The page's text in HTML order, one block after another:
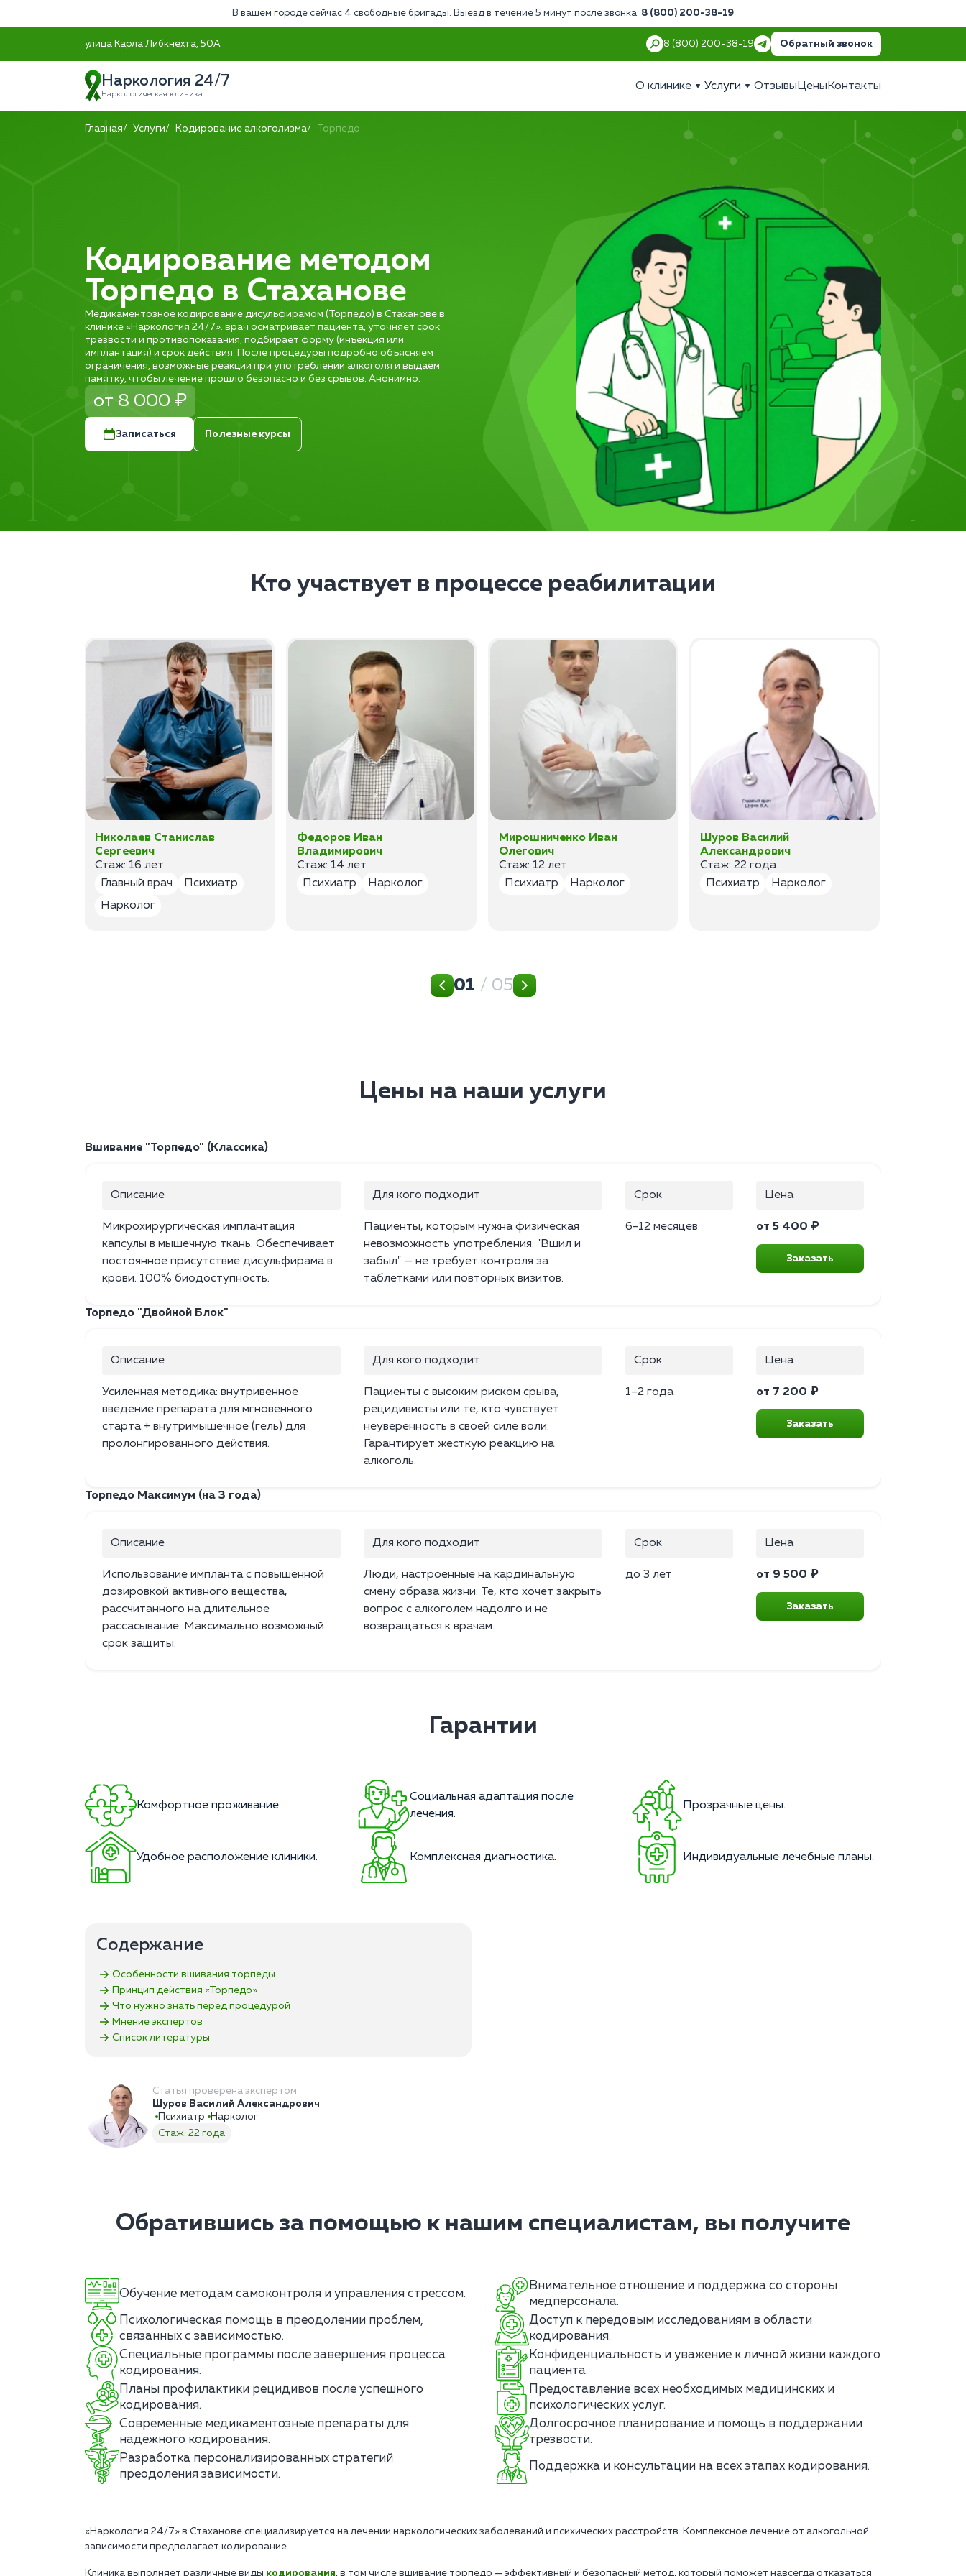
В вашем городе сейчас 4 свободные бригады. Выезд в течение 5 минут после звонка: 8 (800) 200-38-19
улица Карла Либкнехта, 50А 8 (800) 200-38-19 Обратный звонок
Наркология 24/7
Наркологическая клиника
О клинике Услуги Отзывы Цены Контакты
Главная Услуги Кодирование алкоголизма Торпедо
Кодирование методом
Торпедо в Стаханове
Медикаментозное кодирование дисульфирамом (Торпедо) в Стаханове в
клинике «Наркология 24/7»: врач осматривает пациента, уточняет срок
трезвости и противопоказания, подбирает форму (инъекция или
имплантация) и срок действия. После процедуры подробно объясняем
ограничения, возможные реакции при употреблении алкоголя и выдаём
памятку, чтобы лечение прошло безопасно и без срывов. Анонимно.
от 8 000 ₽
Записаться Полезные курсы
Кто участвует в процессе реабилитации
Николаев Станислав
Сергеевич
Стаж: 16 лет
Главный врач
Психиатр
Нарколог
Федоров Иван
Владимирович
Стаж: 14 лет
Психиатр
Нарколог
Мирошниченко Иван
Олегович
Стаж: 12 лет
Психиатр
Нарколог
Шуров Василий
Александрович
Стаж: 22 года
Психиатр
Нарколог
01 / 05
Цены на наши услуги
Вшивание "Торпедо" (Классика)
Описание
Микрохирургическая имплантация
капсулы в мышечную ткань. Обеспечивает
постоянное присутствие дисульфирама в
крови. 100% биодоступность.
Для кого подходит
Пациенты, которым нужна физическая
невозможность употребления. "Вшил и
забыл" — не требует контроля за
таблетками или повторных визитов.
Срок
6–12 месяцев
Цена
от 5 400 ₽
Заказать
Торпедо "Двойной Блок"
Описание
Усиленная методика: внутривенное
введение препарата для мгновенного
старта + внутримышечное (гель) для
пролонгированного действия.
Для кого подходит
Пациенты с высоким риском срыва,
рецидивисты или те, кто чувствует
неуверенность в своей силе воли.
Гарантирует жесткую реакцию на
алкоголь.
Срок
1–2 года
Цена
от 7 200 ₽
Заказать
Торпедо Максимум (на 3 года)
Описание
Использование импланта с повышенной
дозировкой активного вещества,
рассчитанного на длительное
рассасывание. Максимально возможный
срок защиты.
Для кого подходит
Люди, настроенные на кардинальную
смену образа жизни. Те, кто хочет закрыть
вопрос с алкоголем надолго и не
возвращаться к врачам.
Срок
до 3 лет
Цена
от 9 500 ₽
Заказать
Гарантии
Комфортное проживание.
Социальная адаптация после
лечения.
Прозрачные цены.
Удобное расположение клиники. Комплексная диагностика. Индивидуальные лечебные планы.
Содержание
Особенности вшивания торпеды
Принцип действия «Торпедо»
Что нужно знать перед процедурой
Мнение экспертов
Список литературы
Статья проверена экспертом
Шуров Василий Александрович
Психиатр
Нарколог
Стаж: 22 года
Обратившись за помощью к нашим специалистам, вы получите
Обучение методам самоконтроля и управления стрессом.
Внимательное отношение и поддержка со стороны
медперсонала.
Психологическая помощь в преодолении проблем,
связанных с зависимостью.
Доступ к передовым исследованиям в области
кодирования.
Специальные программы после завершения процесса
кодирования.
Конфиденциальность и уважение к личной жизни каждого
пациента.
Планы профилактики рецидивов после успешного
кодирования.
Предоставление всех необходимых медицинских и
психологических услуг.
Современные медикаментозные препараты для
надежного кодирования.
Долгосрочное планирование и помощь в поддержании
трезвости.
Разработка персонализированных стратегий
преодоления зависимости.
Поддержка и консультации на всех этапах кодирования.
«Наркология 24/7» в Стаханове специализируется на лечении наркологических заболеваний и психических расстройств. Комплексное лечение от алкогольной
зависимости предполагает кодирование.
Клиника выполняет различные виды кодирования, в том числе вшивание торпедо — эффективный и безопасный метод, который поможет навсегда отказаться